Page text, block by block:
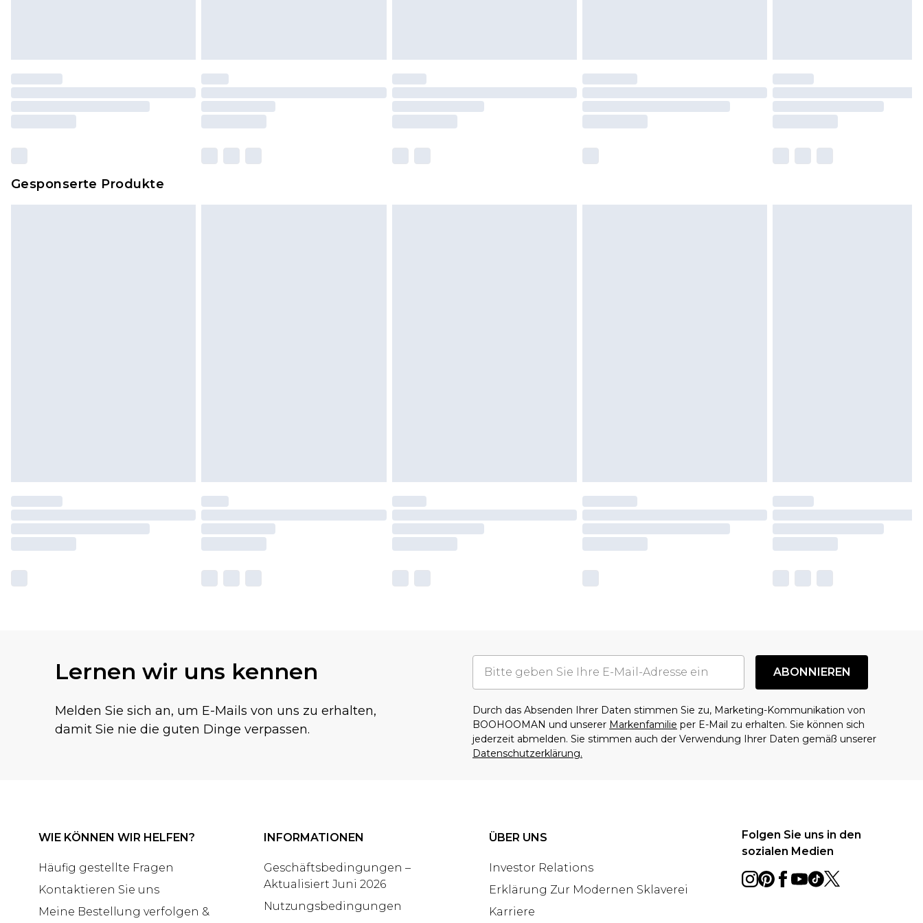
Gesponserte Produkte
Lernen wir uns kennen
Melden Sie sich an, um E-Mails von uns zu erhalten,
damit Sie nie die guten Dinge verpassen.
ABONNIEREN
Durch das Absenden Ihrer Daten stimmen Sie zu, Marketing-Kommunikation von
BOOHOOMAN und unserer Markenfamilie per E-Mail zu erhalten. Sie können sich
jederzeit abmelden. Sie stimmen auch der Verwendung Ihrer Daten gemäß unserer
Datenschutzerklärung.
WIE KÖNNEN WIR HELFEN?
Häufig gestellte Fragen
Kontaktieren Sie uns
Meine Bestellung verfolgen &
INFORMATIONEN
Geschäftsbedingungen –
Aktualisiert Juni 2026
Nutzungsbedingungen
ÜBER UNS
Investor Relations
Erklärung Zur Modernen Sklaverei
Karriere
Folgen Sie uns in den
sozialen Medien